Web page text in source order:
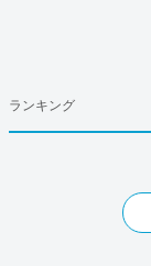
ランキング